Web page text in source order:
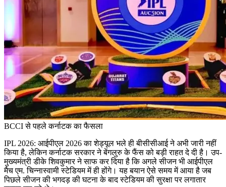
BCCI से पहले कर्नाटक का फैसला
IPL 2026: आईपीएल 2026 का शेड्यूल भले ही बीसीसीआई ने अभी जारी नहीं
किया है, लेकिन कर्नाटक सरकार ने बेंगलुरु के फैंस को बड़ी राहत दे दी है। उप-
मुख्यमंत्री डीके शिवकुमार ने साफ कर दिया है कि अगले सीजन भी आईपीएल
मैच एम. चिन्नास्वामी स्टेडियम में ही होंगे। यह बयान ऐसे समय में आया है जब
पिछले सीजन की भगदड़ की घटना के बाद स्टेडियम की सुरक्षा पर लगातार